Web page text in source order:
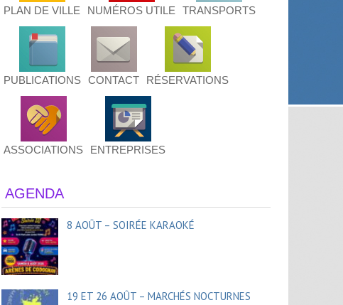
PLAN DE VILLE NUMÉROS UTILE TRANSPORTS
PUBLICATIONS CONTACT RÉSERVATIONS
ASSOCIATIONS ENTREPRISES
AGENDA
8 AOÛT – SOIRÉE KARAOKÉ
19 ET 26 AOÛT – MARCHÉS NOCTURNES